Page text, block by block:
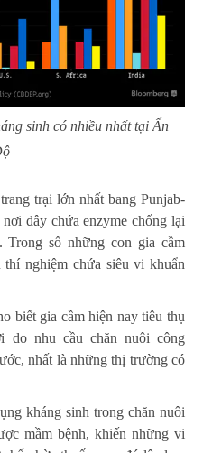
sinh có nhiều nhất tại Ấn
trại lớn nhất bang Punjab-
đây chứa enzyme chống lại
Trong số những con gia cầm
nghiệm chứa siêu vi khuẩn
biết gia cầm hiện nay tiêu thụ
do nhu cầu chăn nuôi công
nhất là những thị trường có
kháng sinh trong chăn nuôi
mầm bệnh, khiến những vi